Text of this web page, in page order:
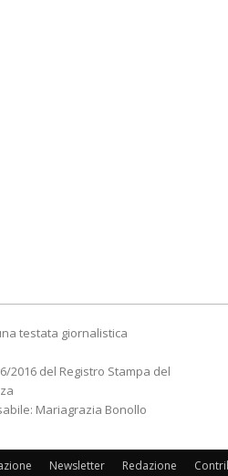
testata giornalistica
2016 del Registro Stampa del
Mariagrazia Bonollo
Newsletter Redazione